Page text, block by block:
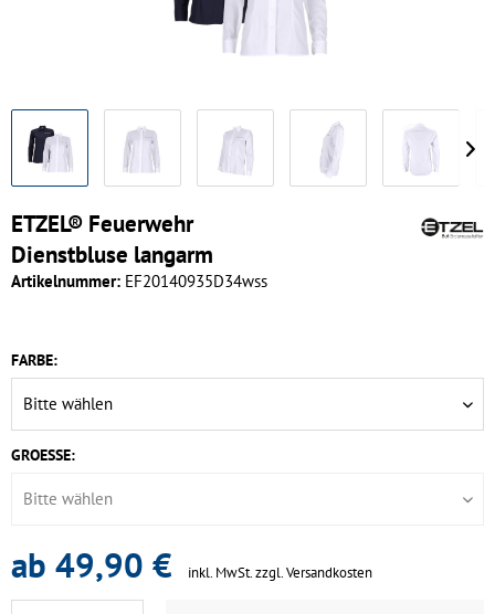
ETZEL® Feuerwehr
Dienstbluse langarm
Artikelnummer: EF20140935D34wss
FARBE:
GROESSE:
ab 49,90 € inkl. MwSt.zzgl. Versandkosten